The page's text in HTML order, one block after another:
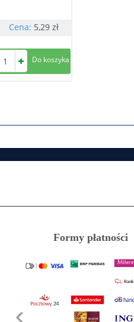
Cena: 5,29 zł
Formy płatności